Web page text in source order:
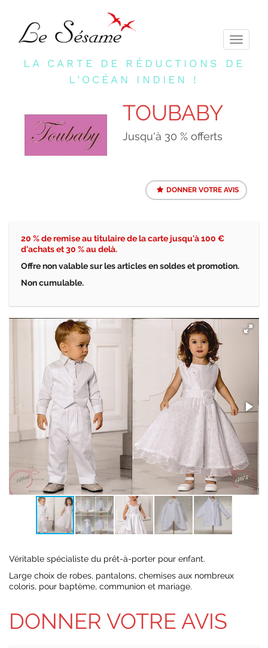
Toggle
LA CARTE DE RÉDUCTIONS DE
L'OCÉAN INDIEN !
TOUBABY
Jusqu'à 30 % offerts
DONNER VOTRE AVIS
20 % de remise au titulaire de la carte jusqu'à 100 €
d'achats et 30 % au delà.
Offre non valable sur les articles en soldes et promotion.
Non cumulable.
Véritable spécialiste du prêt-à-porter pour enfant.
Large choix de robes, pantalons, chemises aux nombreux
coloris, pour baptème, communion et mariage.
DONNER VOTRE AVIS